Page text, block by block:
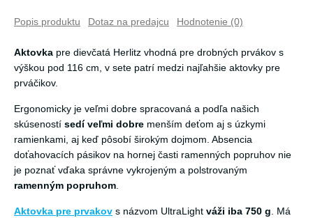
Popis produktu Dotaz na predajcu Hodnotenie (0)
Aktovka pre dievčatá Herlitz vhodná pre drobných prvákov s
výškou pod 116 cm, v sete patrí medzi najľahšie aktovky pre
prváčikov.
Ergonomicky je veľmi dobre spracovaná a podľa našich
skúseností sedí veľmi dobre menším deťom aj s úzkymi
ramienkami, aj keď pôsobí širokým dojmom. Absencia
doťahovacích pásikov na hornej časti ramenných popruhov nie
je poznať vďaka správne vykrojeným a polstrovaným
ramenným popruhom.
Aktovka pre prvakov s názvom UltraLight váži iba 750 g. Má